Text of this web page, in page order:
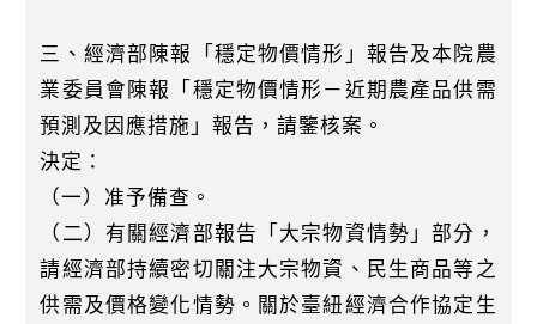
三、經濟部陳報「穩定物價情形」報告及本院農
業委員會陳報「穩定物價情形－近期農產品供需
預測及因應措施」報告，請鑒核案。
決定：
（一）准予備查。
（二）有關經濟部報告「大宗物資情勢」部分，
請經濟部持續密切關注大宗物資、民生商品等之
供需及價格變化情勢。關於臺紐經濟合作協定生